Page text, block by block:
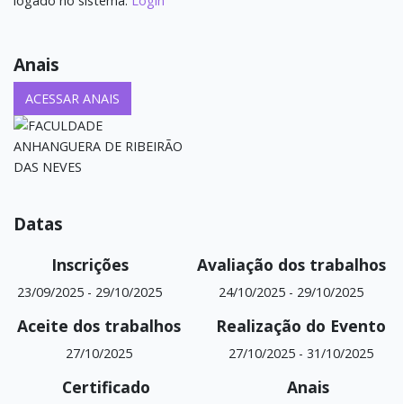
Anais
ACESSAR ANAIS
Datas
Inscrições
23/09/2025 - 29/10/2025
Avaliação dos trabalhos
24/10/2025 - 29/10/2025
Aceite dos trabalhos
27/10/2025
Realização do Evento
27/10/2025- 31/10/2025
Certificado Anais